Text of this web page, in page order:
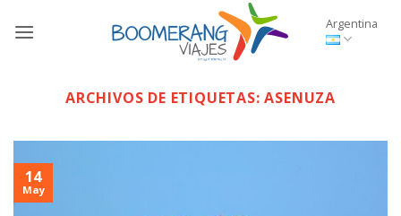
Argentina
ARCHIVOS DE ETIQUETAS:ASENUZA
14
May